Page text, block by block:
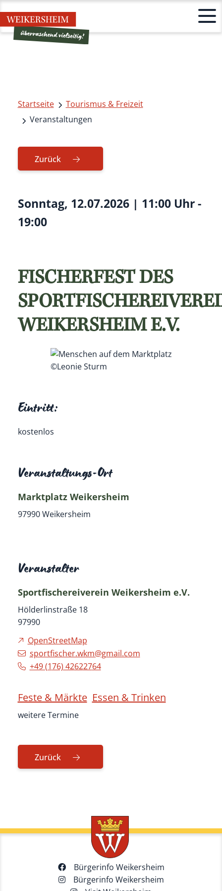
Startseite
Tourismus & Freizeit
Veranstaltungen
Zurück
Sonntag, 12.07.2026 | 11:00 Uhr -
19:00
FISCHERFEST DES
WEIKERSHEIM E.V.
©Leonie Sturm
Eintritt:
kostenlos
Veranstaltungs-Ort
Marktplatz Weikersheim
97990 Weikersheim
Veranstalter
Sportfischereiverein Weikersheim e.V.
Hölderlinstraße 18
97990
OpenStreetMap
sportfischer.wkm@gmail.com
+49 (176) 42622764
Feste & Märkte Essen & Trinken
weitere Termine
Zurück
Bürgerinfo Weikersheim
Bürgerinfo Weikersheim